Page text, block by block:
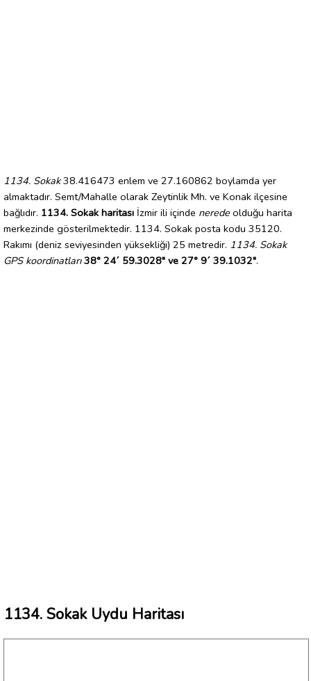
1134. Sokak38.416473 enlem ve 27.160862 boylamda yer
almaktadır. Semt/Mahalle olarak Zeytinlik Mh. ve Konak ilçesine
bağlıdır. 1134. Sokak haritası İzmir ili içinde nerede olduğu harita
merkezinde gösterilmektedir. 1134. Sokak posta kodu 35120.
Rakımı (deniz seviyesinden yüksekliği) 25 metredir. 1134. Sokak
GPS koordinatları 38° 24´ 59.3028" ve 27° 9´ 39.1032".
1134. Sokak Uydu Haritası